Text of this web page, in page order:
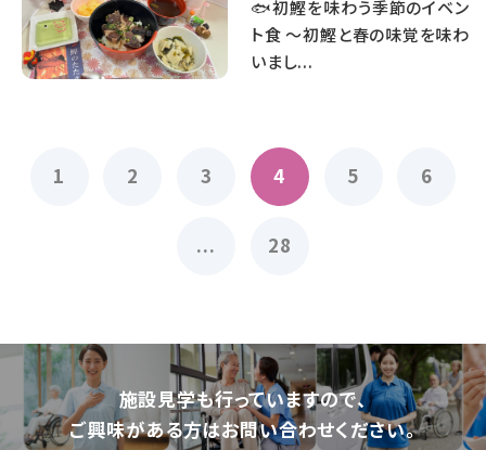
🐟初鰹を味わう季節のイベン
ト食 ～初鰹と春の味覚を味わ
いまし...
1 2 3 4 5 6
... 28
施設⾒学も⾏っていますので、
ご興味がある⽅はお問い合わせください。